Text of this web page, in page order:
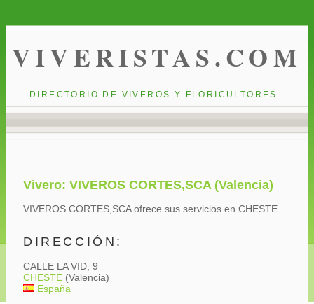
VIVERISTAS.COM
DIRECTORIO DE VIVEROS Y FLORICULTORES
Vivero: VIVEROS CORTES,SCA (Valencia)
VIVEROS CORTES,SCA ofrece sus servicios en CHESTE.
DIRECCIÓN:
CALLE LA VID, 9
CHESTE (Valencia)
España